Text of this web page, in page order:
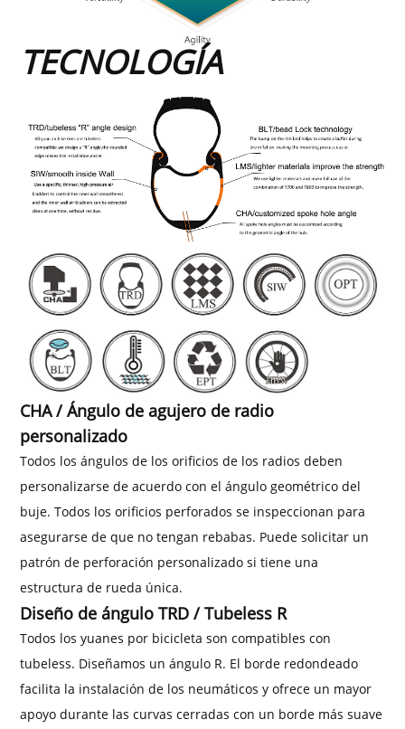
TECNOLOGÍA
CHA / Ángulo de agujero de radio
personalizado
Todos los ángulos de los orificios de los radios deben
personalizarse de acuerdo con el ángulo geométrico del
buje. Todos los orificios perforados se inspeccionan para
asegurarse de que no tengan rebabas. Puede solicitar un
patrón de perforación personalizado si tiene una
estructura de rueda única.
Diseño de ángulo TRD / Tubeless R
Todos los yuanes por bicicleta son compatibles con
tubeless. Diseñamos un ángulo R. El borde redondeado
facilita la instalación de los neumáticos y ofrece un mayor
apoyo durante las curvas cerradas con un borde más suave